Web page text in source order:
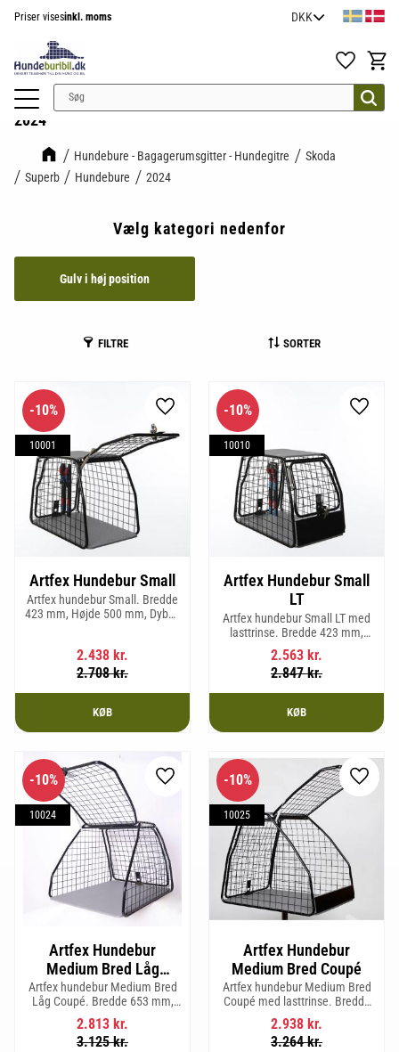
Priser visesinkl. moms
Favoritter
2024
Hundebure - Bagagerumsgitter - Hundegitre
Skoda
Superb
Hundebure 2024
Vælg kategori nedenfor
Gulv i høj position
FILTRE SORTER
Artfex Hundebur Small
Artfex hundebur Small. Bredde
423 mm, Højde 500 mm, Dybde
2.438 kr.
2.708kr.
10%
10001
Gem som favorit
KØB
Artfex Hundebur Small
LT
Artfex hundebur Small LT med
lasttrinse. Bredde 423 mm,
Højde 500 mm, Dybde 670 mm
og vægt 12,9 kg.
2.563 kr.
2.847kr.
10%
10010
Gem
KØB
Artfex Hundebur
Medium Bred Låg
Coupé
Artfex hundebur Medium Bred
Låg Coupé. Bredde 653 mm,
Højde 580 mm, Dybde 830 mm
og vægt 17,5 kg.
2.813 kr.
3.125kr.
10%
10024
Gem som favorit
Artfex Hundebur
Medium Bred Coupé
Artfex hundebur Medium Bred
Coupé med lasttrinse. Bredde
653 mm, Højde 675 mm, Dybde
830 mm og vægt 19,4 kg.
2.938 kr.
3.264kr.
10%
10025
Gem